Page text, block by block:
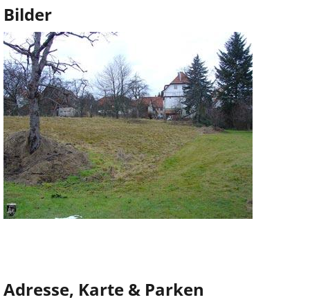
Bilder
Adresse, Karte & Parken